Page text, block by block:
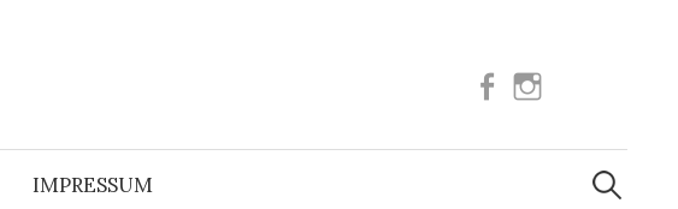
Facebook
IMPRESSUM
Suchen
nach: